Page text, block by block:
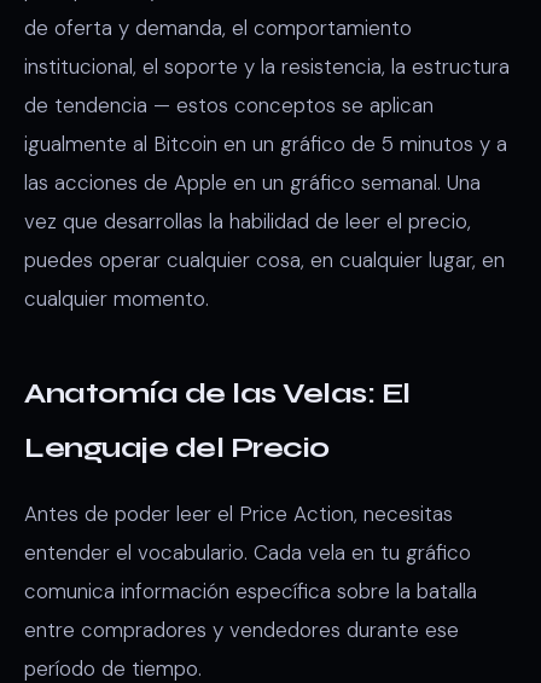
de oferta y demanda, el comportamiento
institucional, el soporte y la resistencia, la estructura
de tendencia — estos conceptos se aplican
igualmente al Bitcoin en un gráfico de 5 minutos y a
las acciones de Apple en un gráfico semanal. Una
vez que desarrollas la habilidad de leer el precio,
puedes operar cualquier cosa, en cualquier lugar, en
cualquier momento.
Anatomía de las Velas: El
Lenguaje del Precio
Antes de poder leer el Price Action, necesitas
entender el vocabulario. Cada vela en tu gráfico
comunica información específica sobre la batalla
entre compradores y vendedores durante ese
período de tiempo.